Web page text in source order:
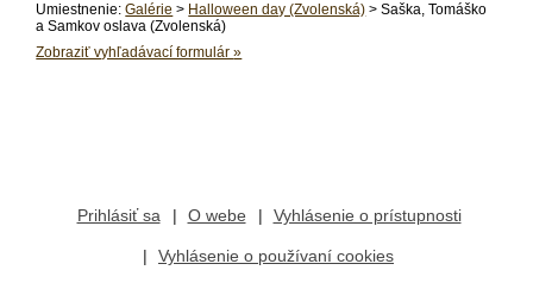
Umiestnenie:Galérie > Halloween day (Zvolenská) > Saška, Tomáško
a Samkov oslava (Zvolenská)
Zobraziť vyhľadávací formulár»
Prihlásiť sa O webe Vyhlásenie o prístupnosti
Vyhlásenie o používaní cookies